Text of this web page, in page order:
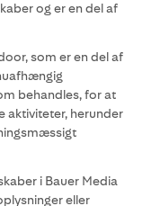
og er en del af
som er en del af
behandles, for at
aktiviteter, herunder
i Bauer Media
eller